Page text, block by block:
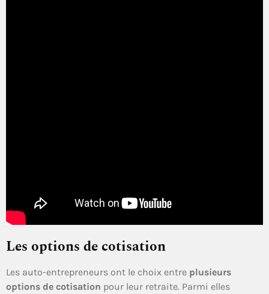
Les options de cotisation
Les auto-entrepreneurs ont le choix entre plusieurs
options de cotisation pour leur retraite. Parmi elles